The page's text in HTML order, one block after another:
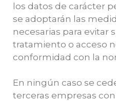
los datos de carácter
se adoptarán las
necesarias para evitar
tratamiento o acceso
conformidad con la
En ningún caso se
terceras empresas